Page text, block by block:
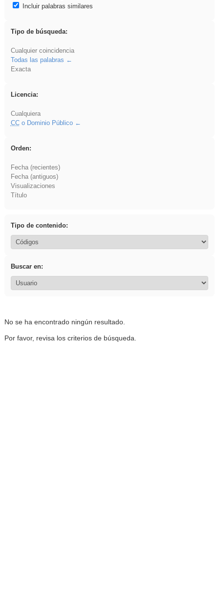
Incluir palabras similares
Tipo de búsqueda:
Cualquier coincidencia
Todas las palabras
Exacta
Licencia:
Cualquiera
CCo Dominio Público
Orden:
Fecha (recientes)
Fecha (antiguos)
Visualizaciones
Título
Tipo de contenido:
Buscar en:
No se ha encontrado ningún resultado.
Por favor, revisa los criterios de búsqueda.